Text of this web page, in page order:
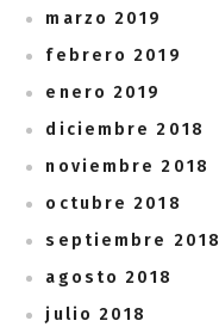
marzo 2019
febrero 2019
enero 2019
diciembre 2018
noviembre 2018
octubre 2018
septiembre 2018
agosto 2018
julio 2018